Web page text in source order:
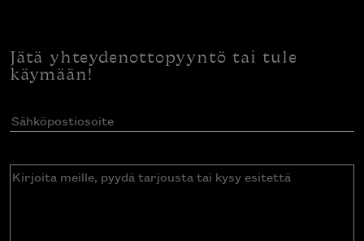
Jätä yhteydenottopyyntö tai tule
käymään!
Sähköpostiosoite(Pakollinen)
Kirjoita